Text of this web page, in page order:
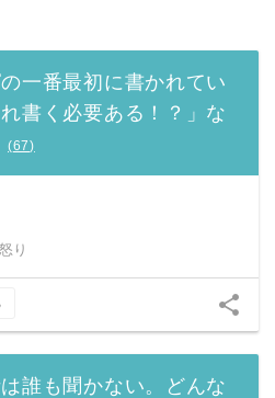
一番最初に書かれてい
書く必要ある！？」な
(67)
り
share
誰も聞かない。どんな